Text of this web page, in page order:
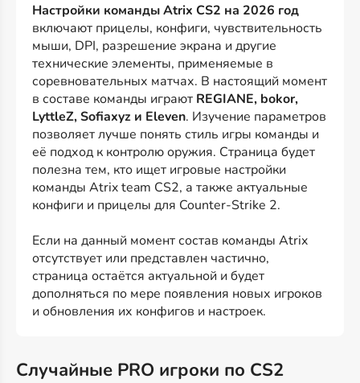
Настройки команды Atrix CS2 на 2026 год
включают прицелы, конфиги, чувствительность
мыши, DPI, разрешение экрана и другие
технические элементы, применяемые в
соревновательных матчах. В настоящий момент
в составе команды играют REGIANE, bokor,
LyttleZ, Sofiaxyz и Eleven. Изучение параметров
позволяет лучше понять стиль игры команды и
её подход к контролю оружия. Страница будет
полезна тем, кто ищет игровые настройки
команды Atrix team CS2, а также актуальные
конфиги и прицелы для Counter-Strike 2.
Если на данный момент состав команды Atrix
отсутствует или представлен частично,
страница остаётся актуальной и будет
дополняться по мере появления новых игроков
и обновления их конфигов и настроек.
Случайные PRO игроки по CS2